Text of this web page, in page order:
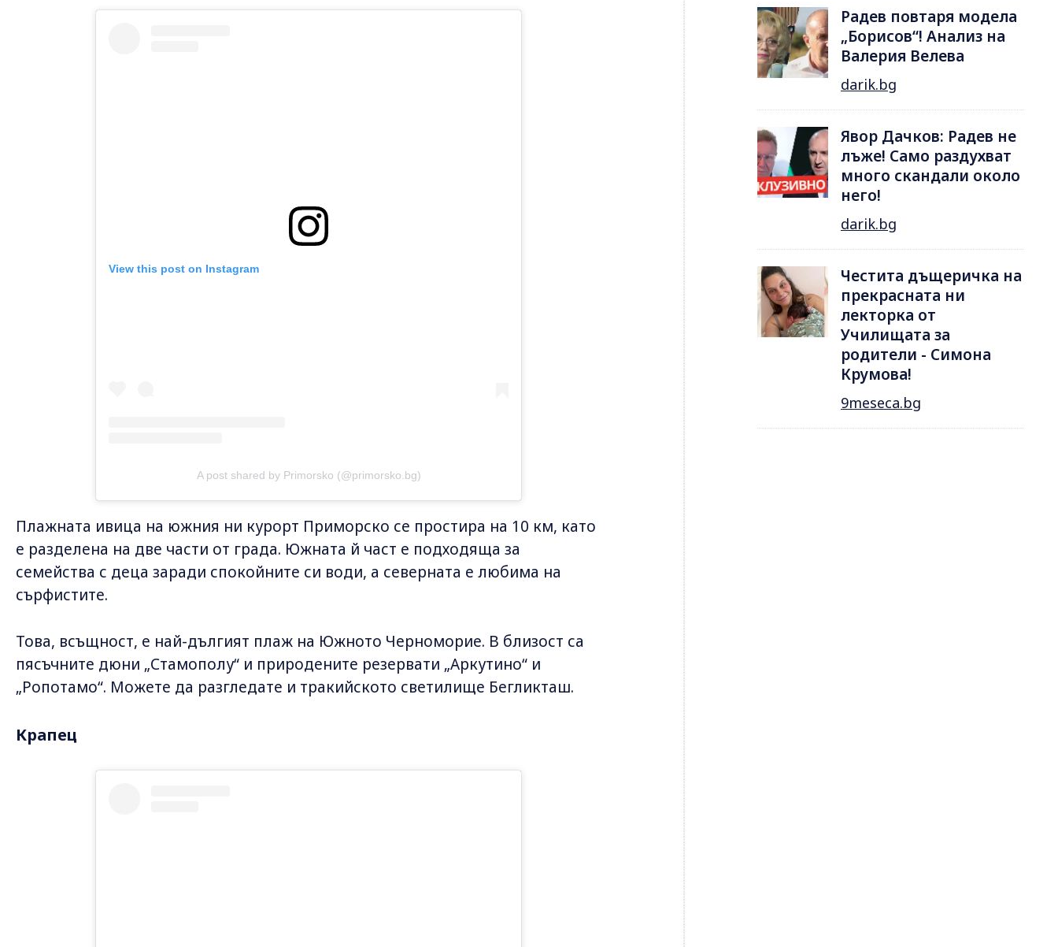
View this post on Instagram
A post shared by Primorsko (@primorsko.bg)
Плажната ивица на южния ни курорт Приморско се простира на 10 км, като
е разделена на две части от града. Южната й част е подходяща за
семейства с деца заради спокойните си води, а северната е любима на
сърфистите.
Това, всъщност, е най-дългият плаж на Южното Черноморие. В близост са
пясъчните дюни „Стамополу“ и природените резервати „Аркутино“ и
„Ропотамо“. Можете да разгледате и тракийското светилище Бегликташ.
Крапец
Радев повтаря модела
„Борисов“! Анализ на
Валерия Велева
darik.bg
Явор Дачков: Радев не
лъже! Само раздухват
много скандали около
него!
darik.bg
Честита дъщеричка на
прекрасната ни
лекторка от
Училищата за
родители - Симона
Крумова!
9meseca.bg